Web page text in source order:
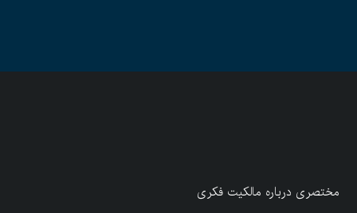
مختصری درباره مالکیت فکری